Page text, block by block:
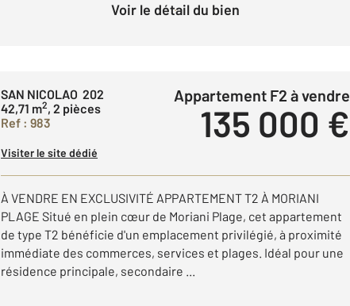
Voir le détail du bien
SAN NICOLAO 202
42,71 m2, 2 pièces
Ref : 983
Appartement F2 à vendre
135 000 €
Visiter le site dédié
À VENDRE EN EXCLUSIVITÉ APPARTEMENT T2 À MORIANI
PLAGE Situé en plein cœur de Moriani Plage, cet appartement
de type T2 bénéficie d'un emplacement privilégié, à proximité
immédiate des commerces, services et plages. Idéal pour une
résidence principale, secondaire ...